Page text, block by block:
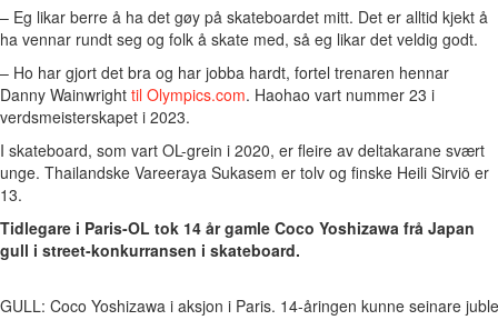
– Eg likar berre å ha det gøy på skateboardet mitt. Det er alltid kjekt å
ha vennar rundt seg og folk å skate med, så eg likar det veldig godt.
– Ho har gjort det bra og har jobba hardt, fortel trenaren hennar
Danny Wainwright til Olympics.com. Haohao vart nummer 23 i
verdsmeisterskapet i 2023.
I skateboard, som vart OL-grein i 2020, er fleire av deltakarane svært
unge. Thailandske Vareeraya Sukasem er tolv og finske Heili Sirviö er
13.
Tidlegare i Paris-OL tok 14 år gamle Coco Yoshizawa frå Japan
gull i street-konkurransen i skateboard.
GULL: Coco Yoshizawa i aksjon i Paris. 14-åringen kunne seinare